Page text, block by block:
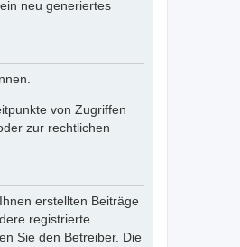
neu generiertes
von Zugriffen
zur rechtlichen
erstellten Beiträge
registrierte
Sie den Betreiber. Die